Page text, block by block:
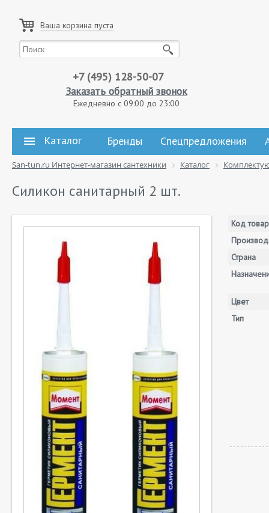
Ваша корзина пуста
+7 (495) 128-50-07
Заказать обратный звонок
Ежедневно с 09:00 до 23:00
Каталог Бренды Спецпредложения
San-tun.ru Интернет-магазин сантехники Каталог
Силикон санитарный 2 шт.
Код
Страна
Цвет
Тип